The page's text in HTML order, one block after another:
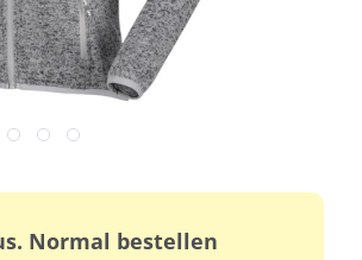
Normal bestellen